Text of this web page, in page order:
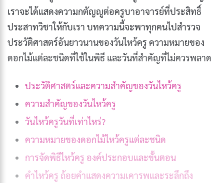
เราจะได้แสดงความกตัญญูต่อครูบาอาจารย์ที่ประสิทธิ์
ประสาทวิชาให้กับเรา บทความนี้จะพาทุกคนไปสำรวจ
ประวัติศาสตร์อันยาวนานของวันไหว้ครู ความหมายของ
ดอกไม้แต่ละชนิดที่ใช้ในพิธี และวันที่สำคัญที่ไม่ควรพลาด
ประวัติศาสตร์และความสำคัญของวันไหว้ครู
ความสำคัญของวันไหว้ครู
วันไหว้ครูวันที่เท่าไหร่?
ความหมายของดอกไม้ไหว้ครูแต่ละชนิด
การจัดพิธีไหว้ครู องค์ประกอบและขั้นตอน
คำไหว้ครู ถ้อยคำแสดงความเคารพและระลึกถึง